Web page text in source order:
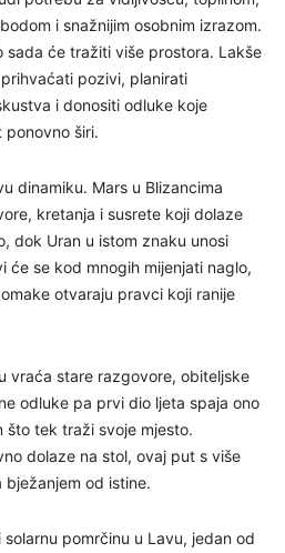
i snažnijim osobnim izrazom.
sada će tražiti više prostora. Lakše
pozivi, planirati
i donositi odluke koje
ponovno širi.
dinamiku. Mars u Blizancima
kretanja i susrete koji dolaze
dok Uran u istom znaku unosi
će se kod mnogih mijenjati naglo,
otvaraju pravci koji ranije
vraća stare razgovore, obiteljske
odluke pa prvi dio ljeta spaja ono
što tek traži svoje mjesto.
dolaze na stol, ovaj put s više
od istine.
pomrčinu u Lavu, jedan od